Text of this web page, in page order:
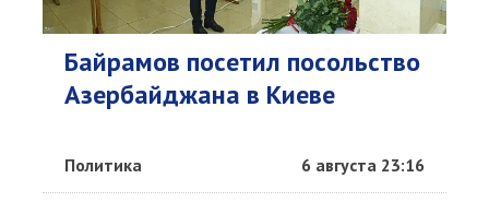
Байрамов посетил посольство
Азербайджана в Киеве
Политика 6 августа 23:16